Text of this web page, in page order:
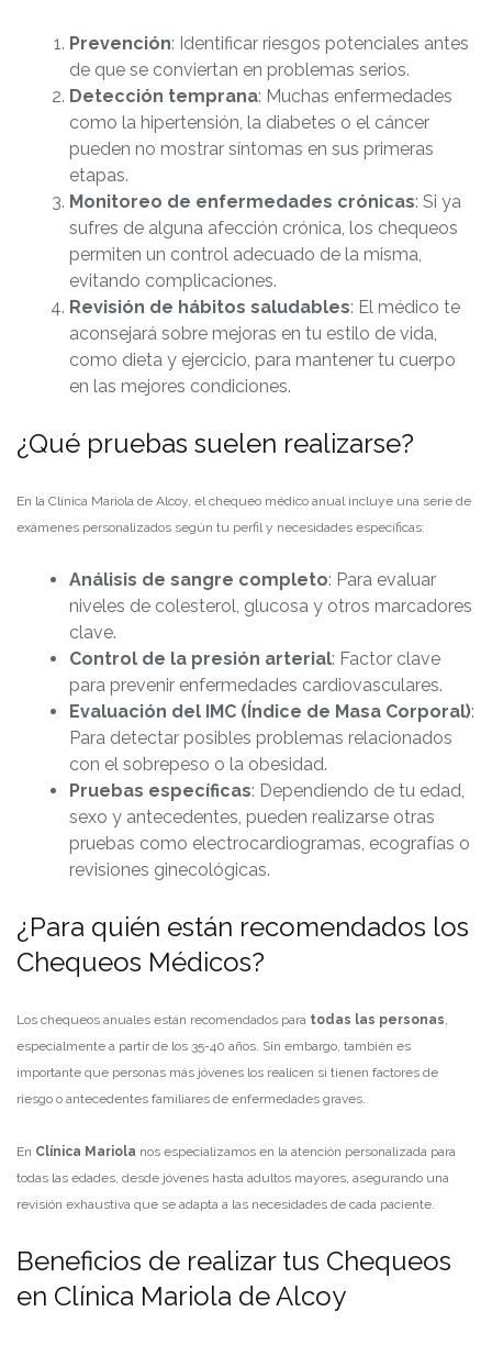
Prevención: Identificar riesgos potenciales antes
de que se conviertan en problemas serios.
Detección temprana: Muchas enfermedades
como la hipertensión, la diabetes o el cáncer
pueden no mostrar síntomas en sus primeras
etapas.
Monitoreo de enfermedades crónicas: Si ya
sufres de alguna afección crónica, los chequeos
permiten un control adecuado de la misma,
evitando complicaciones.
Revisión de hábitos saludables: El médico te
aconsejará sobre mejoras en tu estilo de vida,
como dieta y ejercicio, para mantener tu cuerpo
en las mejores condiciones.
¿Qué pruebas suelen realizarse?
En la Clínica Mariola de Alcoy, el chequeo médico anual incluye una serie de
exámenes personalizados según tu perfil y necesidades específicas:
Análisis de sangre completo: Para evaluar
niveles de colesterol, glucosa y otros marcadores
clave.
Control de la presión arterial: Factor clave
para prevenir enfermedades cardiovasculares.
Evaluación del IMC (Índice de Masa Corporal):
Para detectar posibles problemas relacionados
con el sobrepeso o la obesidad.
Pruebas específicas: Dependiendo de tu edad,
sexo y antecedentes, pueden realizarse otras
pruebas como electrocardiogramas, ecografías o
revisiones ginecológicas.
¿Para quién están recomendados los
Chequeos Médicos?
Los chequeos anuales están recomendados para todas las personas
especialmente a partir de los 35-40 años. Sin embargo, también es
importante que personas más jóvenes los realicen si tienen factores de
riesgo o antecedentes familiares de enfermedades graves.
En Clínica Mariola nos especializamos en la atención personalizada para
todas las edades, desde jóvenes hasta adultos mayores, asegurando una
revisión exhaustiva que se adapta a las necesidades de cada paciente.
Beneficios de realizar tus Chequeos
en Clínica Mariola de Alcoy